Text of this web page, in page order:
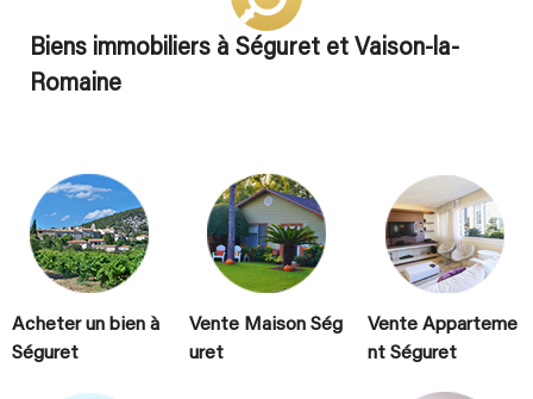
Biens immobiliers à Séguret et Vaison-la-
Romaine
Acheter un bien à
Séguret
Vente Maison Ség
uret
Vente Apparteme
nt Séguret